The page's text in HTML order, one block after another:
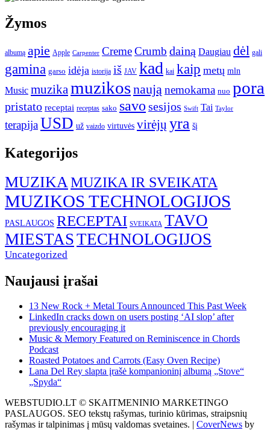
Žymos
albumą apie Apple Carpenter CremeCrumb dainą Daugiau dėl gali
gamina garso idėja istorija iš JAV kad kai kaip metų mln
Music muzikamuzikosnaują nemokama nuo pora
pristato receptai receptas sako savo sesijos Swift Tai Taylor
terapijaUSD už vaizdo virtuvės virėjų yra šį
Kategorijos
MUZIKA MUZIKA IR SVEIKATA
MUZIKOS TECHNOLOGIJOS
PASLAUGOS RECEPTAI SVEIKATA TAVO
MIESTASTECHNOLOGIJOS
Uncategorized
Naujausi įrašai
13 New Rock + Metal Tours Announced This Past Week
LinkedIn cracks down on users posting ‘AI slop’ after
previously encouraging it
Music & Memory Featured on Reminiscence in Chords
Podcast
Roasted Potatoes and Carrots (Easy Oven Recipe)
Lana Del Rey slapta įrašė kompanioninį albumą „Stove“
„Spyda“
WEBSTUDIO.LT © SKAITMENINIO MARKETINGO
PASLAUGOS. SEO tekstų rašymas, turinio kūrimas, straipsnių
rašymas ir talpinimas į mūsų valdomas svetaines. | CoverNews by